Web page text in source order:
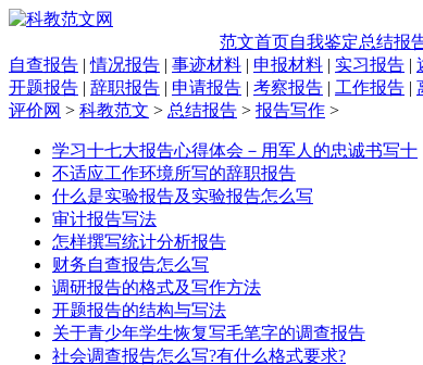
范文首页自我鉴定总结报
自查报告 |情况报告 | 事迹材料 | 申报材料 | 实习报告 |
开题报告 | 辞职报告 | 申请报告 | 考察报告 | 工作报告 |
评价网 > 科教范文 > 总结报告 > 报告写作 >
学习十七大报告心得体会－用军人的忠诚书写十
不适应工作环境所写的辞职报告
什么是实验报告及实验报告怎么写
审计报告写法
怎样撰写统计分析报告
财务自查报告怎么写
调研报告的格式及写作方法
开题报告的结构与写法
关于青少年学生恢复写毛笔字的调查报告
社会调查报告怎么写?有什么格式要求?